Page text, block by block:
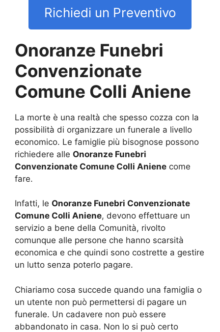
Richiedi un Preventivo
Onoranze Funebri
Convenzionate
Comune Colli Aniene
La morte è una realtà che spesso cozza con la
possibilità di organizzare un funerale a livello
economico. Le famiglie più bisognose possono
richiedere alle Onoranze Funebri
Convenzionate Comune Colli Aniene come
fare.
Infatti, le Onoranze Funebri Convenzionate
Comune Colli Aniene, devono effettuare un
servizio a bene della Comunità, rivolto
comunque alle persone che hanno scarsità
economica e che quindi sono costrette a gestire
un lutto senza poterlo pagare.
Chiariamo cosa succede quando una famiglia o
un utente non può permettersi di pagare un
funerale. Un cadavere non può essere
abbandonato in casa. Non lo si può certo